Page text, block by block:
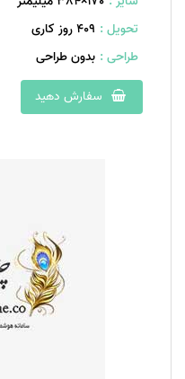
تحویل : 409 روز کاری
طراحی : بدون طراحی
سفارش دهید